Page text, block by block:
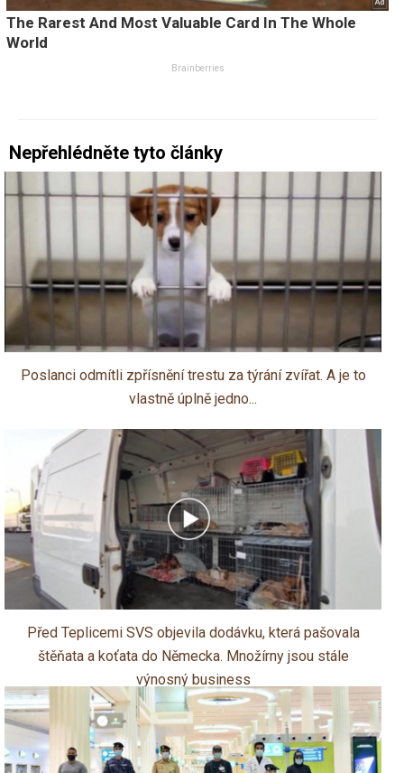
Nepřehlédněte tyto články
Poslanci odmítli zpřísnění trestu za týrání zvířat. A je to
vlastně úplně jedno...
Před Teplicemi SVS objevila dodávku, která pašovala
štěňata a koťata do Německa. Množírny jsou stále
výnosný business